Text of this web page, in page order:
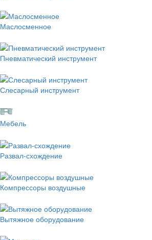
Маслосменное
Пневматический инструмент
Слесарный инструмент
Мебель
Развал-схождение
Компрессоры воздушные
Вытяжное оборудование